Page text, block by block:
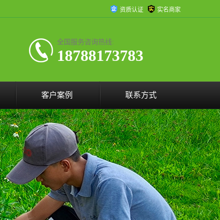
资质认证 实名商家
全国服务咨询热线:
18788173783
客户案例 联系方式